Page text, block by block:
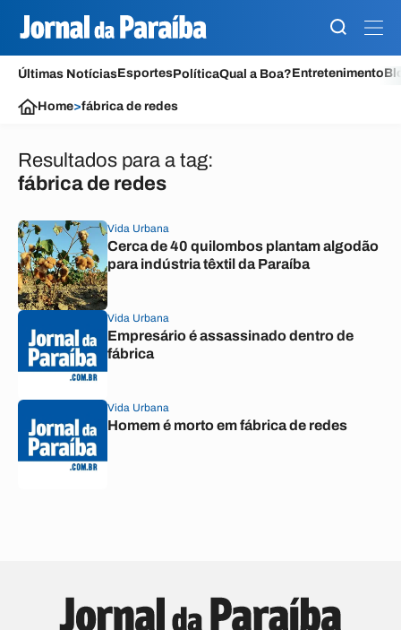
Últimas NotíciasEsportesPolíticaQual a Boa?Entretenimento
Home>fábrica de redes
Resultados para a tag:
fábrica de redes
Vida Urbana
Cerca de 40 quilombos plantam algodão
para indústria têxtil da Paraíba
Vida Urbana
Empresário é assassinado dentro de
fábrica
Vida Urbana
Homem é morto em fábrica de redes